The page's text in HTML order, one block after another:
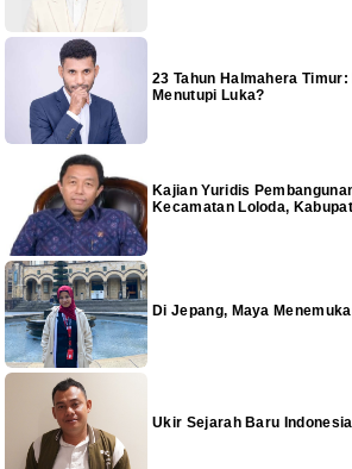
23 Tahun Halmahera
Menutupi Luka?
Kajian Yuridis
Kecamatan Loloda,
Di Jepang, Maya
Ukir Sejarah Baru